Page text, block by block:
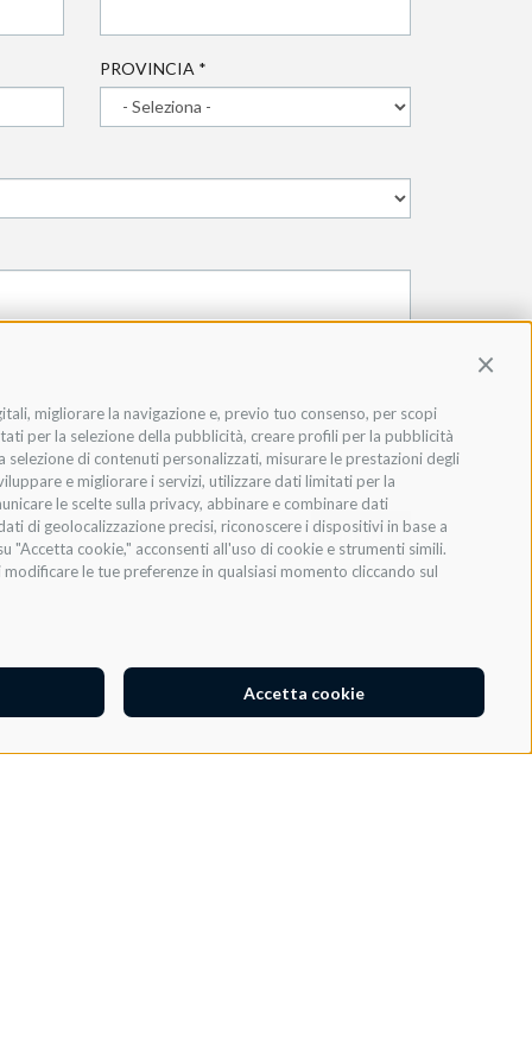
migliorare la navigazione e, previo tuo consenso, per scopi
per la selezione della pubblicità, creare profili per la pubblicità
di contenuti personalizzati, misurare le prestazioni degli
e migliorare i servizi, utilizzare dati limitati per la
le scelte sulla privacy, abbinare e combinare dati
di geolocalizzazione precisi, riconoscere i dispositivi in base a
"Accetta cookie," acconsenti all'uso di cookie e strumenti simili.
le tue preferenze in qualsiasi momento cliccando sul
Accetta cookie
PROVINCIA *
INVIA